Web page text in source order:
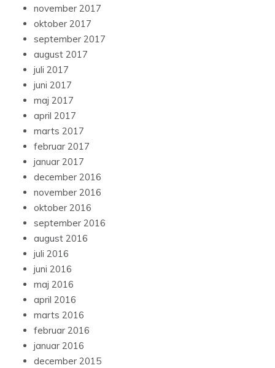
november 2017
oktober 2017
september 2017
august 2017
juli 2017
juni 2017
maj 2017
april 2017
marts 2017
februar 2017
januar 2017
december 2016
november 2016
oktober 2016
september 2016
august 2016
juli 2016
juni 2016
maj 2016
april 2016
marts 2016
februar 2016
januar 2016
december 2015